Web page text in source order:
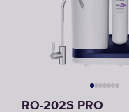
RO-202S PRO